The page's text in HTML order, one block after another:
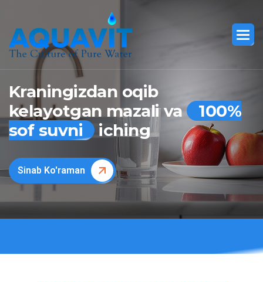
Kraningizdan oqib
kelayotgan mazali va
100%
sof suvni
iching
Sinab Ko'raman